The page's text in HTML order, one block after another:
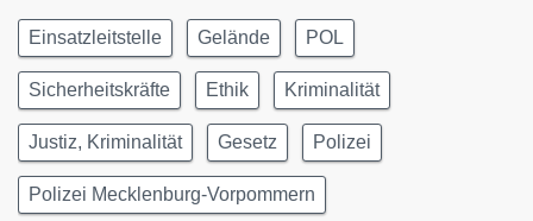
Einsatzleitstelle Gelände POL
Sicherheitskräfte Ethik Kriminalität
Justiz, Kriminalität Gesetz Polizei
Polizei Mecklenburg-Vorpommern